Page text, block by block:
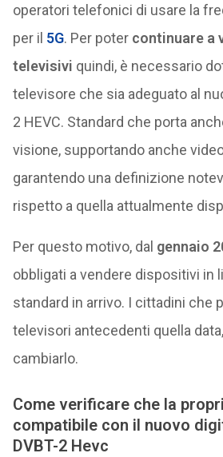
operatori telefonici di usare la
per il 5G. Per poter continuare a
televisivi quindi, è necessario
televisore che sia adeguato al
2 HEVC. Standard che porta
visione, supportando anche
garantendo una definizione
rispetto a quella attualmente
Per questo motivo, dal gennaio
obbligati a vendere dispositivi in
standard in arrivo. I cittadini che
televisori antecedenti quella
cambiarlo.
Come verificare che la
compatibile con il nuovo
DVBT-2 Hevc